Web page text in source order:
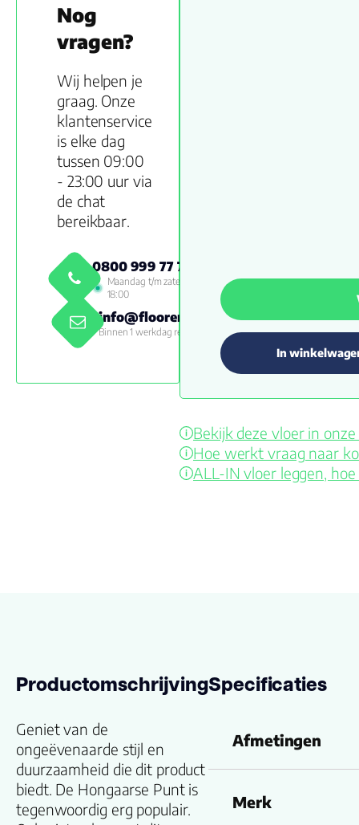
Nog
vragen?
Wij helpen je
graag. Onze
klantenservice
is elke dag
tussen 09:00
- 23:00 uur via
de chat
bereikbaar.
0800 999 77 79
Maandag t/m zaterdag 09:00 -
18:00
info@floorenmore.nl
Binnen 1 werkdag reactie
In
Bekijk deze vloer in
Hoe werkt vraag naar
ALL-IN vloer leggen,
Productomschrijving
Geniet van de
ongeëvenaarde stijl en
duurzaamheid die dit product
biedt. De Hongaarse Punt is
tegenwoordig erg populair.
Specificaties
Afmetingen
Merk